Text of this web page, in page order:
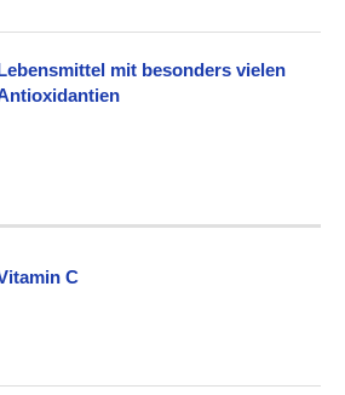
mit besonders vielen
C